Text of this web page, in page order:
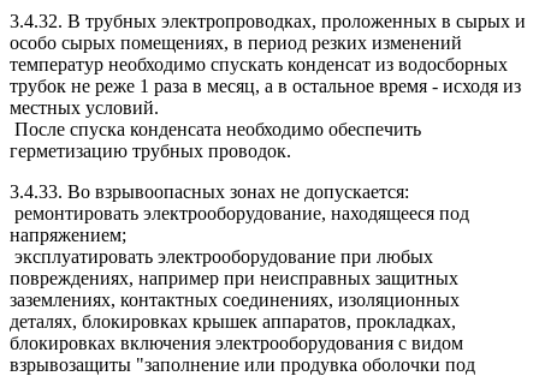
3.4.32. В трубных электропроводках, проложенных в сырых и
особо сырых помещениях, в период резких изменений
температур необходимо спускать конденсат из водосборных
трубок не реже 1 раза в месяц, а в остальное время - исходя из
местных условий.
После спуска конденсата необходимо обеспечить
герметизацию трубных проводок.
3.4.33. Во взрывоопасных зонах не допускается:
ремонтировать электрооборудование, находящееся под
напряжением;
эксплуатировать электрооборудование при любых
повреждениях, например при неисправных защитных
заземлениях, контактных соединениях, изоляционных
деталях, блокировках крышек аппаратов, прокладках,
блокировках включения электрооборудования с видом
взрывозащиты "заполнение или продувка оболочки под